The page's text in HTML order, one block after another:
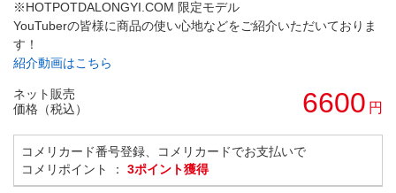
※HOTPOTDALONGYI.COM 限定モデル
YouTuberの皆様に商品の使い心地などをご紹介いただいておりま
す！
紹介動画はこちら
ネット販売
価格（税込）
6600 円
コメリカード番号登録、コメリカードでお支払いで
コメリポイント ： 3ポイント獲得